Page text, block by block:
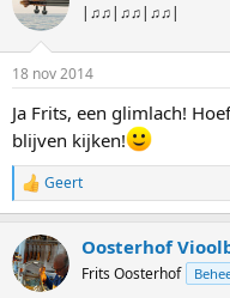
|♫♫|♫♫|♫♫|
18 nov 2014
Ja Frits, een glimlach!
blijven kijken!
W
a
r
d
e
Geert
Oosterhof
Frits Oosterhof